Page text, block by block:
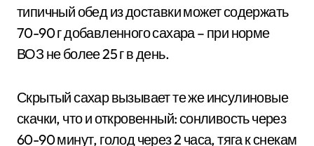
типичный обед из доставки может содержать
70-90 г добавленного сахара – при норме
ВОЗ не более 25 г в день.
Скрытый сахар вызывает те же инсулиновые
скачки, что и откровенный: сонливость через
60-90 минут, голод через 2 часа, тяга к снекам